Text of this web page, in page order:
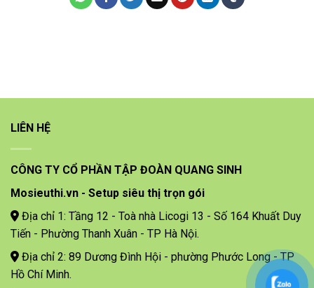
LIÊN HỆ
CÔNG TY CỔ PHẦN TẬP ĐOÀN QUANG SINH
Mosieuthi.vn - Setup siêu thị trọn gói
Địa chỉ 1: Tầng 12 - Toà nhà Licogi 13 - Số 164 Khuất Duy
Tiến - Phường Thanh Xuân - TP Hà Nội.
Địa chỉ 2: 89 Dương Đình Hội - phường Phước Long - TP
Hồ Chí Minh.